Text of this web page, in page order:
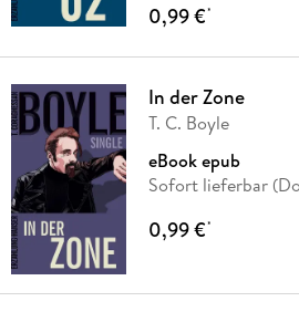
0,99 €*
In der Zone
T. C. Boyle
eBook epub
Sofort lieferbar
0,99 €*